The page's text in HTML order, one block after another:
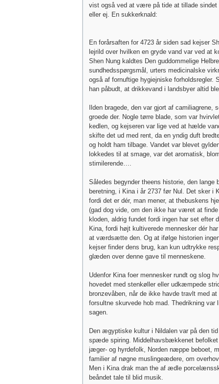
vist også ved at være på tide at tillade sindet
eller ej. En sukkerknald:
En forårsaften for 4723 år siden sad kejser
lejrild over hvilken en gryde vand var ved at
Shen Nung kaldtes Den guddommelige
sundhedsspørgsmål, urters medicinalske
også af fornuftige hygiejniske forholdsregler.
han påbudt, at drikkevand i landsbyer altid
Ilden bragede, den var gjort af camiliagrene,
groede der. Nogle tørre blade, som var
kedlen, og kejseren var lige ved at hælde
skifte det ud med rent, da en yndig duft
og holdt ham tilbage. Vandet var blevet
lokkedes til at smage, var det aromatisk,
stimilerende….
Således begynder theens historie, den lange
beretning, i Kina i år 2737 før Nul. Det sker i
fordi det er dér, man mener, at thebuskens
(gad dog vide, om den ikke har været at
kloden, aldrig fundet fordi ingen har set efter
Kina, fordi højt kultiverede mennesker dér
at værdsætte den. Og at ifølge historien
kejser finder dens brug, kan kun udtrykke
glæden over denne gave til menneskene.
Udenfor Kina foer mennesker rundt og slog
hovedet med stenkøller eller udkæmpede
bronzevåben, når de ikke havde travlt med
forsultne skurvede hob mad. Thedrikning var
sagen.
Den ægyptiske kultur i Nildalen var på den
spæde spiring. Middelhavsbækkenet befolket
jæger- og hyrdefolk, Norden næppe beboet,
familier af nøgne muslingeædere, om
Men i Kina drak man the af ædle
beåndet tale til blid musik.